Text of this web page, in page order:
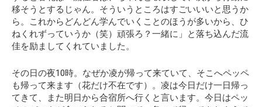
移そうとするじゃん。そういうところはすごいいいと思うか
ら。これからどんどん学んでいくことのほうが多いから、ひ
ねくれずっていうか（笑）頑張ろ？一緒に」と落ち込んだ流
佳を励ましてくれていました。
その日の夜10時。なぜか凌が帰って来ていて、そこへペッペ
も帰って来ます（花だけ不在です）。凌は今日だけ一日帰っ
てきて、また明日から合宿所へ行くと言います。今日はペッ